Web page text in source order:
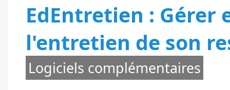
EdEntretien :
l'entretien de son
Logiciels complémentaires